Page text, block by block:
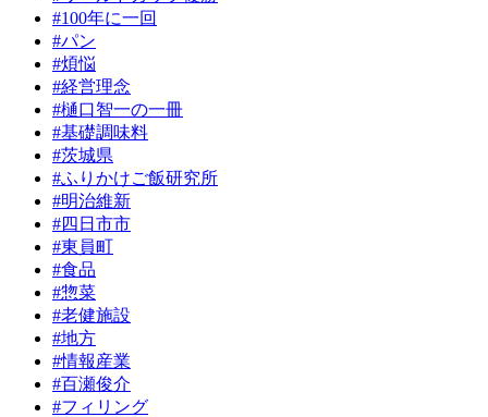
#100年に一回
#パン
#煩悩
#経営理念
#樋口智一の一冊
#基礎調味料
#茨城県
#ふりかけご飯研究所
#明治維新
#四日市市
#東員町
#食品
#惣菜
#老健施設
#地方
#情報産業
#百瀬俊介
#フィリング